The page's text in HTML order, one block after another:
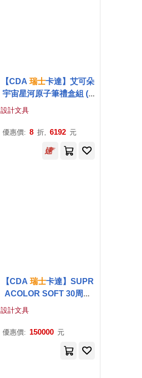
【CDA瑞士卡達】艾可朵
宇宙星河原子筆禮盒組 (2
024聖誕特別版)
設計文具
優惠價: 8 折, 6192 元
【CDA瑞士卡達】SUPR
ACOLOR SOFT 30周年
特製木盒(含贈品)
設計文具
優惠價: 150000 元